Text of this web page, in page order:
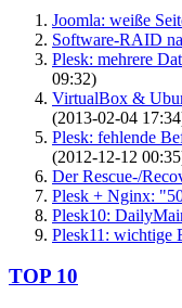
Joomla: weiße
Software-RAID
Plesk: mehrere
09:32)
VirtualBox &
(2013-02-04
Plesk: fehlende
(2012-12-12
Der Rescue-/
Plesk + Nginx:
Plesk10:
Plesk11: wichtige
TOP 10